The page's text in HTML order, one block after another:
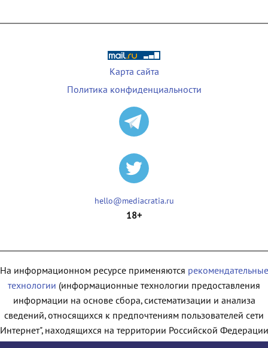
Карта сайта
Политика конфиденциальности
hello@mediacratia.ru
18+
На информационном ресурсе применяются рекомендательные
технологии (информационные технологии предоставления
информации на основе сбора, систематизации и анализа
сведений, относящихся к предпочтениям пользователей сети
находящихся на территории Российской